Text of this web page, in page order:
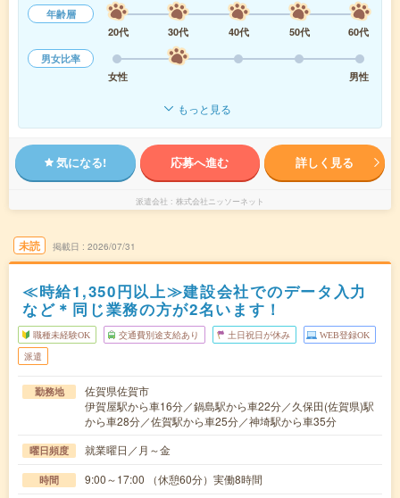
年齢層
20代
30代 40代 50代
60代
男女比率
女性
男性
もっと見る
気になる! 応募へ進む 詳しく見る
派遣会社 株式会社ニッソーネット
未読 掲載日 2026/07/31
≪時給1,350円以上≫建設会社でのデータ入力
など＊同じ業務の方が2名います！
職種未経験OK 交通費別途支給あり 土日祝日が休み WEB登録OK
派遣
勤務地
佐賀県佐賀市
伊賀屋駅から車16分／鍋島駅から車22分／久保田(佐賀県)駅
から車28分／佐賀駅から車25分／神埼駅から車35分
曜日頻度 就業曜日／月～金
時間 9:00～17:00 （休憩60分）実働8時間